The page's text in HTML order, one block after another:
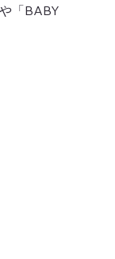
「BABY